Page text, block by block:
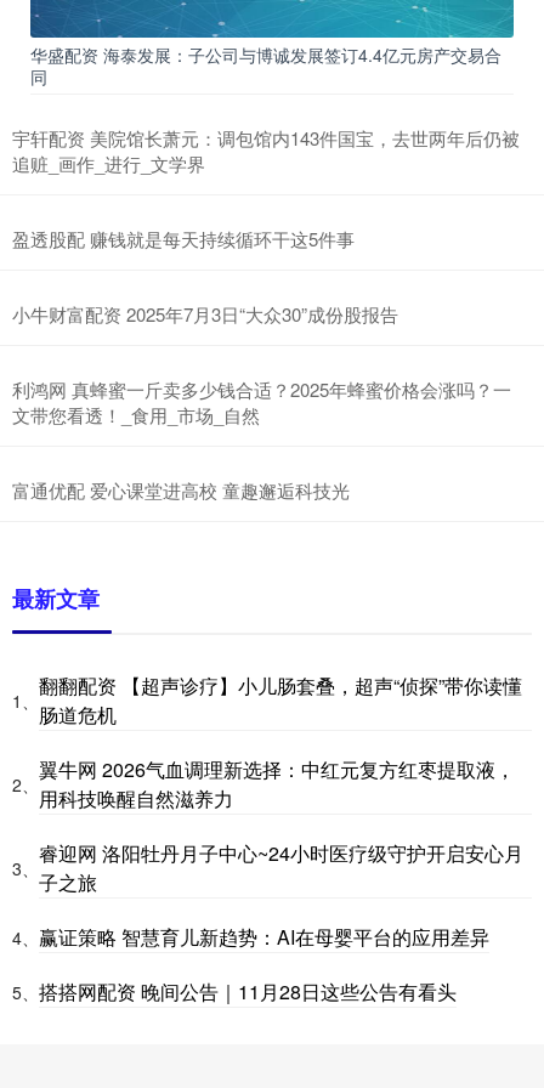
华盛配资 海泰发展：子公司与博诚发展签订4.4亿元房产交易合
同
宇轩配资 美院馆长萧元：调包馆内143件国宝，去世两年后仍被
追赃_画作_进行_文学界
盈透股配 赚钱就是每天持续循环干这5件事
小牛财富配资 2025年7月3日“大众30”成份股报告
利鸿网 真蜂蜜一斤卖多少钱合适？2025年蜂蜜价格会涨吗？一
文带您看透！_食用_市场_自然
富通优配 爱心课堂进高校 童趣邂逅科技光
最新文章
1、
翻翻配资 【超声诊疗】小儿肠套叠，超声“侦探”带你读懂
肠道危机
2、
翼牛网 2026气血调理新选择：中红元复方红枣提取液，
用科技唤醒自然滋养力
3、
睿迎网 洛阳牡丹月子中心~24小时医疗级守护开启安心月
子之旅
4、 赢证策略 智慧育儿新趋势：AI在母婴平台的应用差异
5、 搭搭网配资 晚间公告｜11月28日这些公告有看头